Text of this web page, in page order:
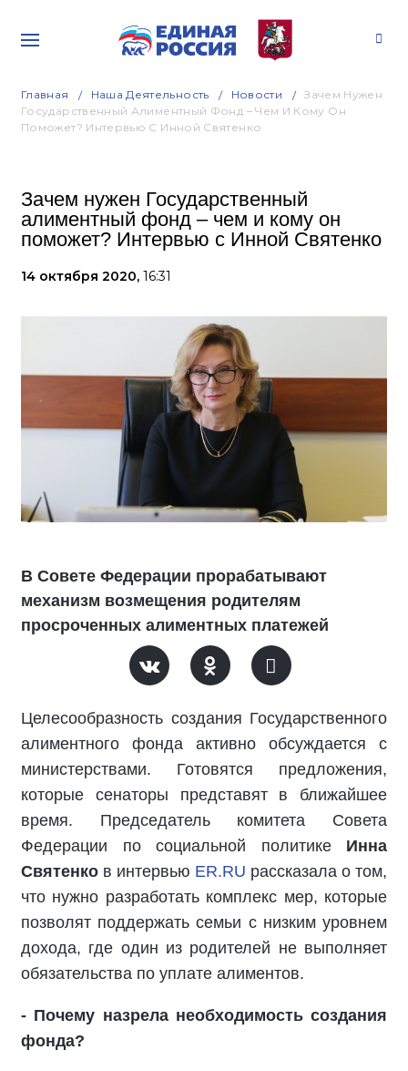
Главная Наша Деятельность Новости
Зачем Нужен
Государственный Алиментный Фонд – Чем И Кому Он
Поможет? Интервью С Инной Святенко
Зачем нужен Государственный
алиментный фонд – чем и кому он
поможет? Интервью с Инной Святенко
14 октября 2020, 16:31
В Совете Федерации прорабатывают
механизм возмещения родителям
просроченных алиментных платежей
Целесообразность создания Государственного
алиментного фонда активно обсуждается с
министерствами. Готовятся предложения,
которые сенаторы представят в ближайшее
время. Председатель комитета Совета
Федерации по социальной политике Инна
Святенко в интервью ER.RU рассказала о том,
что нужно разработать комплекс мер, которые
позволят поддержать семьи с низким уровнем
дохода, где один из родителей не выполняет
обязательства по уплате алиментов.
- Почему назрела необходимость создания
фонда?